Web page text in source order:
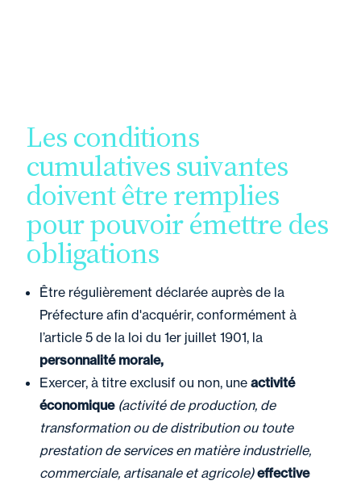
Les conditions
cumulatives suivantes
doivent être remplies
pour pouvoir émettre des
obligations
Être régulièrement déclarée auprès de la
Préfecture afin d'acquérir, conformément à
l’article 5 de la loi du 1er juillet 1901, la
personnalité morale,
Exercer, à titre exclusif ou non, une activité
économique (activité de production, de
transformation ou de distribution ou toute
prestation de services en matière industrielle,
commerciale, artisanale et agricole) effective